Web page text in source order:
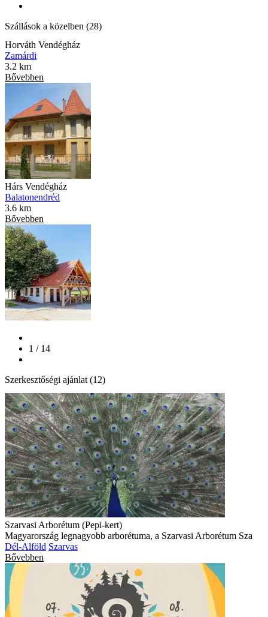
Szállások a közelben (28)
Horváth Vendégház
Zamárdi
3.2 km
Bővebben
Hárs Vendégház
Balatonendréd
3.6 km
Bővebben
1 / 14
Szerkesztőségi ajánlat (12)
Szarvasi Arborétum (Pepi-kert)
Magyarország legnagyobb arborétuma, a Szarvasi Arborétum Sza
Dél-Alföld Szarvas
Bővebben